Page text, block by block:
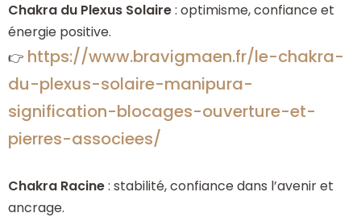
Chakra du Plexus Solaire: optimisme, confiance et
énergie positive.
👉 https://www.bravigmaen.fr/le-chakra-
du-plexus-solaire-manipura-
signification-blocages-ouverture-et-
pierres-associees/
Chakra Racine: stabilité, confiance dans l’avenir et
ancrage.